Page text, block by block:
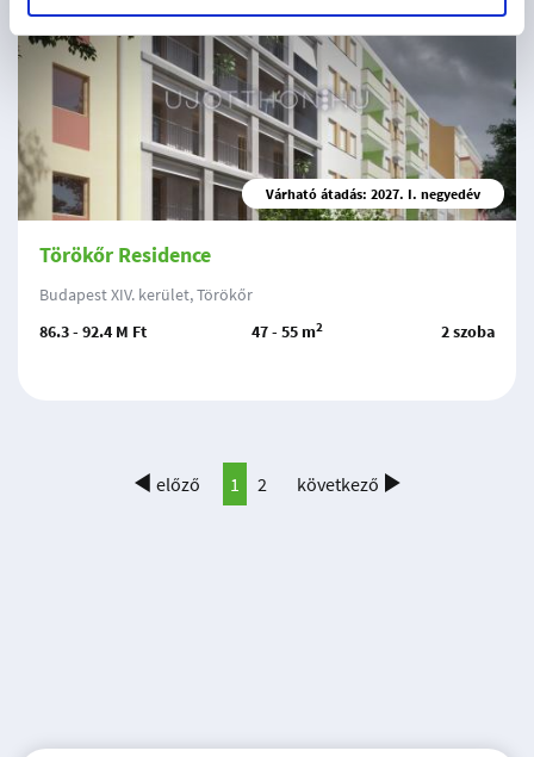
Várható átadás: 2027. I. negyedév
Törökőr Residence
Budapest XIV. kerület, Törökőr
86.3 - 92.4 M Ft
47 - 55 m2 2 szoba
előző 1 2 következő